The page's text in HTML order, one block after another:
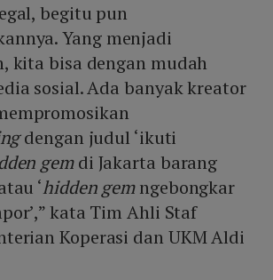
begitu pun
Yang menjadi
kita bisa dengan mudah
sosial. Ada banyak kreator
dengan judul ‘ikuti
gemdi Jakarta barang
‘hidden gemngebongkar
kata Tim Ahli Staf
Koperasi dan UKM Aldi